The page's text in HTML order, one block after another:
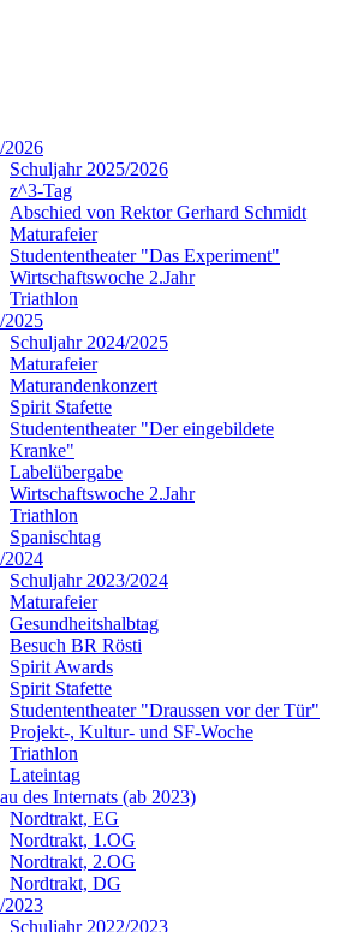
2026
Schuljahr 2025/2026
z^3-Tag
Abschied von Rektor Gerhard Schmidt
Maturafeier
Studententheater "Das Experiment"
Wirtschaftswoche 2.Jahr
Triathlon
2025
Schuljahr 2024/2025
Maturafeier
Maturandenkonzert
Spirit Stafette
Studententheater "Der eingebildete
Kranke"
Labelübergabe
Wirtschaftswoche 2.Jahr
Triathlon
Spanischtag
2024
Schuljahr 2023/2024
Maturafeier
Gesundheitshalbtag
Besuch BR Rösti
Spirit Awards
Spirit Stafette
Studententheater "Draussen vor der Tür"
Projekt-, Kultur- und SF-Woche
Triathlon
Lateintag
des Internats (ab 2023)
Nordtrakt, EG
Nordtrakt, 1.OG
Nordtrakt, 2.OG
Nordtrakt, DG
2023
Schuljahr 2022/2023